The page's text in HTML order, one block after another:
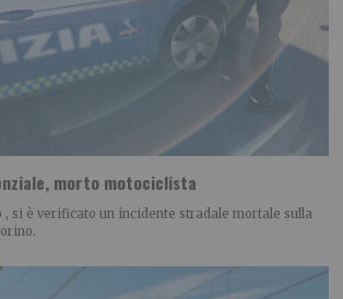
morto motociclista
si è verificato un incidente stradale mortale sulla